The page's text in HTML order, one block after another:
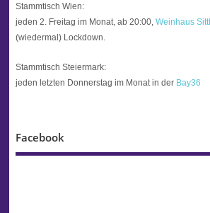
Stammtisch Wien:
jeden 2. Freitag im Monat, ab 20:00, Weinhaus Sittl
(wiedermal) Lockdown.
Stammtisch Steiermark:
jeden letzten Donnerstag im Monat in der Bay36
Facebook